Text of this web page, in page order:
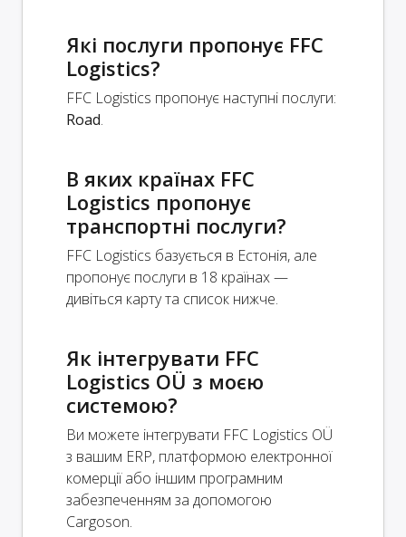
Які послуги пропонує FFC
Logistics?
FFC Logistics пропонує наступні послуги:
Road.
В яких країнах FFC
Logistics пропонує
транспортні послуги?
FFC Logistics базується в Естонія, але
пропонує послуги в 18 країнах —
дивіться карту та список нижче.
Як інтегрувати FFC
Logistics OÜ з моєю
системою?
Ви можете інтегрувати FFC Logistics OÜ
з вашим ERP, платформою електронної
комерції або іншим програмним
забезпеченням за допомогою
Cargoson.